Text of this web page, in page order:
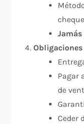
Pagar
de
Ceder